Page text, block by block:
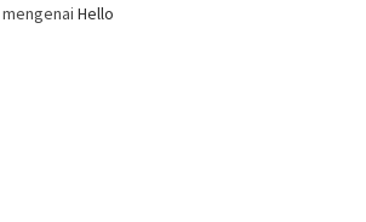
mengenaiHello